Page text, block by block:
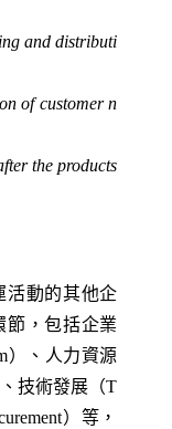
and distributi
of customer n
the products
活動的其他企
節，包括企業
）、人力資源
、技術發展（T
）等，